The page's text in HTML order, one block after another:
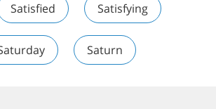
Satisfied Satisfying
Saturn